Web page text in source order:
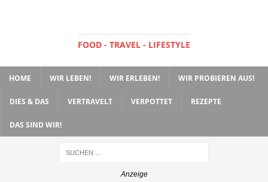
FOOD - TRAVEL - LIFESTYLE
HOME WIR LEBEN! WIR ERLEBEN! WIR PROBIEREN AUS!
DIES & DAS VERTRAVELT VERPOTTET REZEPTE
DAS SIND WIR!